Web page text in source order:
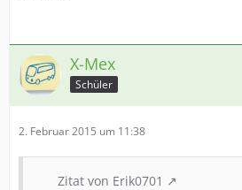
X-Mex
Schüler
2. Februar 2015 um 11:38
Zitat von Erik0701